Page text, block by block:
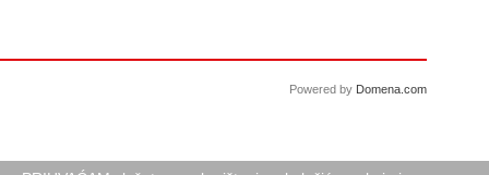
Powered by Domena.com